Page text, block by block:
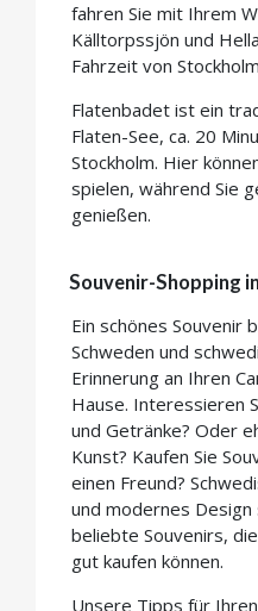
fahren Sie mit Ihrem
Källtorpssjön und
Fahrzeit von
Flatenbadet ist ein
Flaten-See, ca. 20
Stockholm. Hier
spielen, während Sie
genießen.
Souvenir-Shopping
Ein schönes Souvenir
Schweden und
Erinnerung an Ihren
Hause. Interessieren
und Getränke? Oder
Kunst? Kaufen Sie
einen Freund?
und modernes
beliebte Souvenirs,
gut kaufen können.
Unsere Tipps für